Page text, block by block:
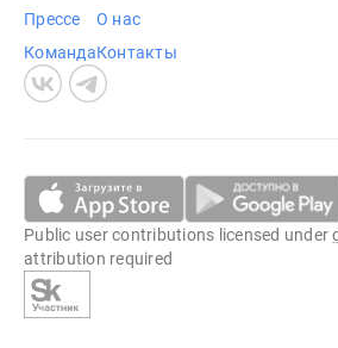
Прессе
Команда
О нас
Контакты
Public user contributions licensed under
attribution required